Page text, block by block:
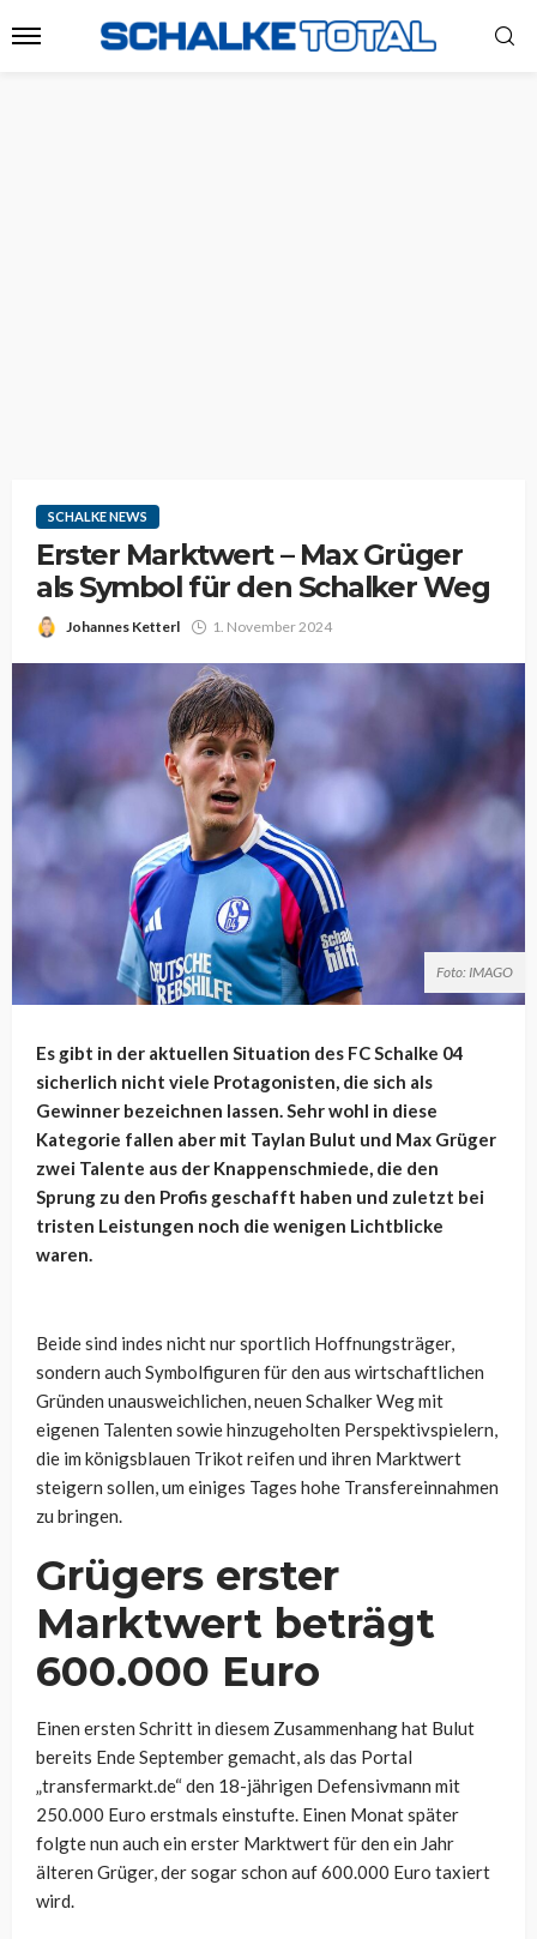
SCHALKE NEWS
Erster Marktwert – Max Grüger
als Symbol für den Schalker Weg
Johannes Ketterl 1. November 2024
Foto: IMAGO
Es gibt in der aktuellen Situation des FC Schalke 04
sicherlich nicht viele Protagonisten, die sich als
Gewinner bezeichnen lassen. Sehr wohl in diese
Kategorie fallen aber mit Taylan Bulut und Max Grüger
zwei Talente aus der Knappenschmiede, die den
Sprung zu den Profis geschafft haben und zuletzt bei
tristen Leistungen noch die wenigen Lichtblicke
waren.
Beide sind indes nicht nur sportlich Hoffnungsträger,
sondern auch Symbolfiguren für den aus wirtschaftlichen
Gründen unausweichlichen, neuen Schalker Weg mit
eigenen Talenten sowie hinzugeholten Perspektivspielern,
die im königsblauen Trikot reifen und ihren Marktwert
steigern sollen, um einiges Tages hohe Transfereinnahmen
zu bringen.
Grügers erster
Marktwert beträgt
600.000 Euro
Einen ersten Schritt in diesem Zusammenhang hat Bulut
bereits Ende September gemacht, als das Portal
„transfermarkt.de“ den 18-jährigen Defensivmann mit
250.000 Euro erstmals einstufte. Einen Monat später
folgte nun auch ein erster Marktwert für den ein Jahr
älteren Grüger, der sogar schon auf 600.000 Euro taxiert
wird.